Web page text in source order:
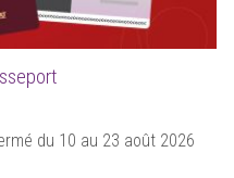
du 10 au 23 août 2026